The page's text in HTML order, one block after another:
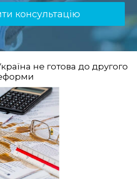
консультацію
не готова до другого